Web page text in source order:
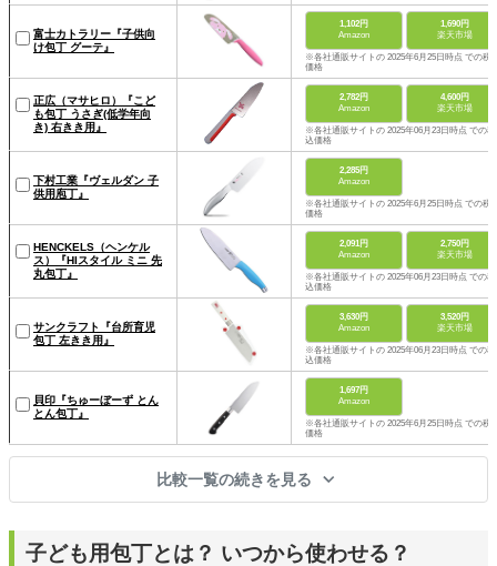
富士カトラリー『子供向
け包丁 グーテ』
1,102円
Amazon
1,690円
楽天市場
※各社通販サイトの 2025年6月25日時点 での税
価格
正広（マサヒロ）『こど
も包丁 うさぎ(低学年向
き) 右きき用』
2,782円
Amazon
4,600円
楽天市場
※各社通販サイトの 2025年06月23日時点 での税
込価格
下村工業『ヴェルダン 子
供用庖丁』
2,285円
Amazon
※各社通販サイトの 2025年6月25日時点 での税
価格
HENCKELS（ヘンケル
ス）『HIスタイル ミニ 先
丸包丁』
2,091円
Amazon
2,750円
楽天市場
※各社通販サイトの 2025年06月23日時点 での税
込価格
サンクラフト『台所育児
包丁 左きき用』
3,630円
Amazon
3,520円
楽天市場
※各社通販サイトの 2025年06月23日時点 での税
込価格
貝印『ちゅーぼーず とん
とん包丁』
1,697円
Amazon
※各社通販サイトの 2025年6月25日時点 での税
価格
比較一覧の続きを見る
子ども用包丁とは？ いつから使わせる？